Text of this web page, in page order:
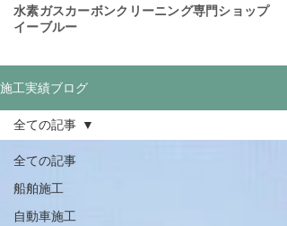
​水素ガスカーボンクリーニング専門ショップ
イーブルー
施工実績ブログ
全ての記事
船舶施工
自動車施工
全ての記事